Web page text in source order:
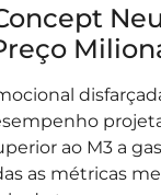
ao M3 a
as métricas